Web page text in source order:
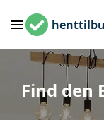
Find den